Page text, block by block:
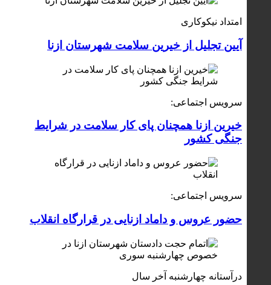
امتداد نیکوکاری
آیین تجلیل از خیرین سلامت شهرستان ازنا
سرویس اجتماعی:
خیرین ازنا همچنان پای کار سلامت در شرایط
جنگی کشور
سرویس اجتماعی:
حضور عروس و داماد ازنایی در قرارگاه انقلاب
درآستانه چهارشنبه آخر سال